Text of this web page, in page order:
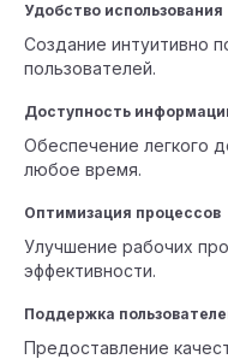
Удобство использования
Создание интуитивно
пользователей.
Доступность
Обеспечение легкого
любое время.
Оптимизация процессов
Улучшение рабочих
эффективности.
Поддержка
Предоставление